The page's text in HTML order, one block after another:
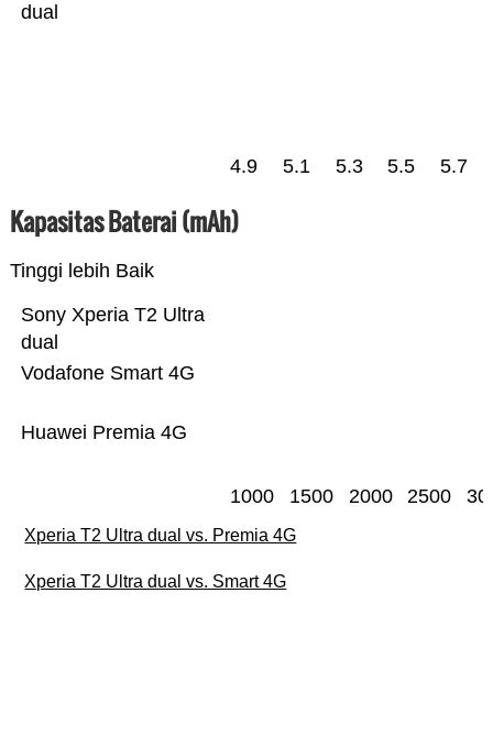
dual
4.9 5.1 5.3 5.5 5.7
Kapasitas Baterai (mAh)
Tinggi lebih Baik
Huawei Premia 4G
Vodafone Smart 4G
Sony Xperia T2 Ultra
dual
1000 1500 2000 2500
Xperia T2 Ultra dual vs. Premia 4G
Xperia T2 Ultra dual vs. Smart 4G